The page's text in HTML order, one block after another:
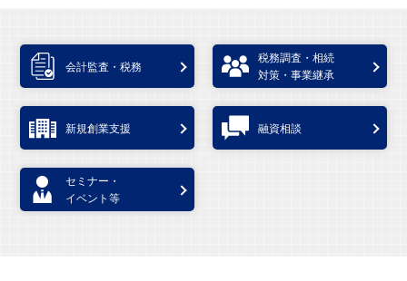
会計監査・税務
税務調査・相続
対策・事業継承
新規創業支援 融資相談
セミナー・
イベント等